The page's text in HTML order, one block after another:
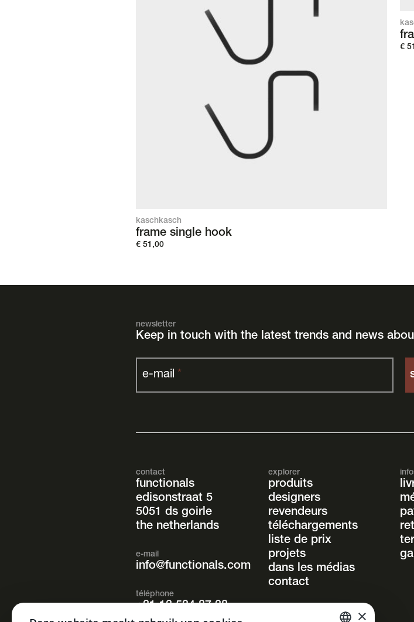
kaschkasch
frame single hook
€ 51,00
€
newsletter
Keep in touch with the latest trends and news
e-mail *
contact
functionals
edisonstraat 5
5051 ds goirle
the netherlands
e-mail
info@functionals.com
téléphone
+31 13 534 87 38
explorer
produits
designers
revendeurs
téléchargements
liste de prix
projets
dans les médias
contact
×